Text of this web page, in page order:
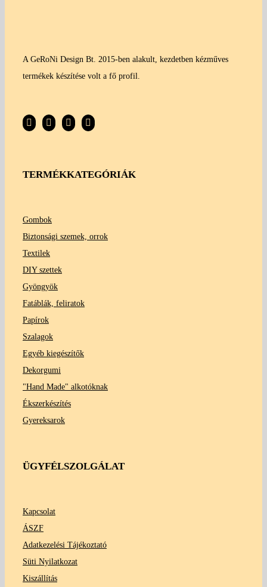
A GeRoNi Design Bt. 2015-ben alakult, kezdetben kézműves
termékek készítése volt a fő profil.
TERMÉKKATEGÓRIÁK
Gombok
Biztonsági szemek, orrok
Textilek
DIY szettek
Gyöngyök
Fatáblák, feliratok
Papírok
Szalagok
Egyéb kiegészítők
Dekorgumi
"Hand Made" alkotóknak
Ékszerkészítés
Gyereksarok
ÜGYFÉLSZOLGÁLAT
Kapcsolat
ÁSZF
Adatkezelési Tájékoztató
Süti Nyilatkozat
Kiszállítás